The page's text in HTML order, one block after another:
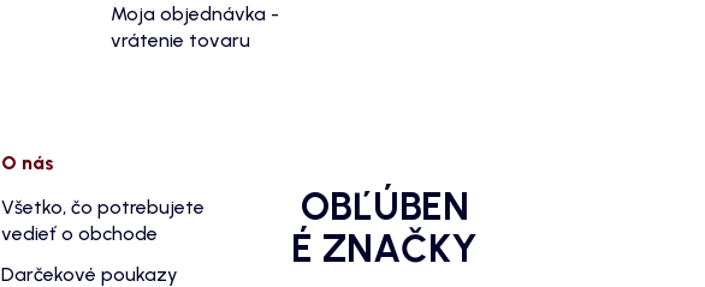
Moja objednávka -
vrátenie tovaru
O nás
Všetko, čo potrebujete
vedieť o obchode
Darčekové poukazy
OBĽÚBEN
É ZNAČKY